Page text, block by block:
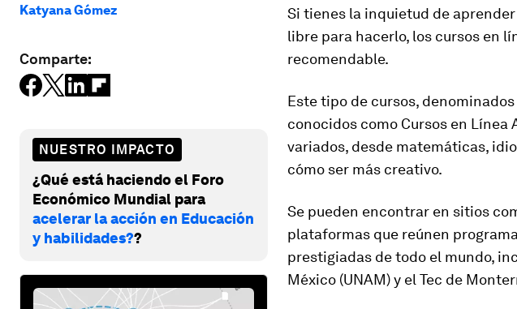
Katyana Gómez
Comparte:
NUESTRO IMPACTO
¿Qué está haciendo el Foro
Económico Mundial para
acelerar la acción en Educación
y habilidades??
Si tienes la inquietud de
libre para hacerlo, los cursos en
recomendable.
Este tipo de cursos, denominados
conocidos como Cursos en Línea
variados, desde matemáticas,
cómo ser más creativo.
Se pueden encontrar en sitios
plataformas que reúnen
prestigiadas de todo el mundo,
México (UNAM)y el Tec de